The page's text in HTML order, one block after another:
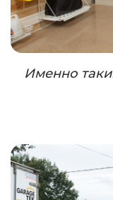
Именно